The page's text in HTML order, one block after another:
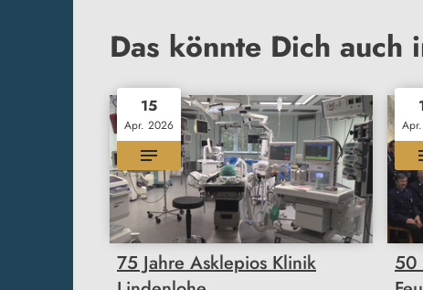
Das könnte Dich auch
15
Apr. 2026
75 Jahre Asklepios Klinik
50